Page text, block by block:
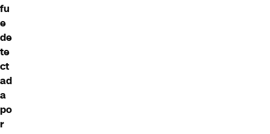
fu
e
de
te
ct
ad
a
po
r